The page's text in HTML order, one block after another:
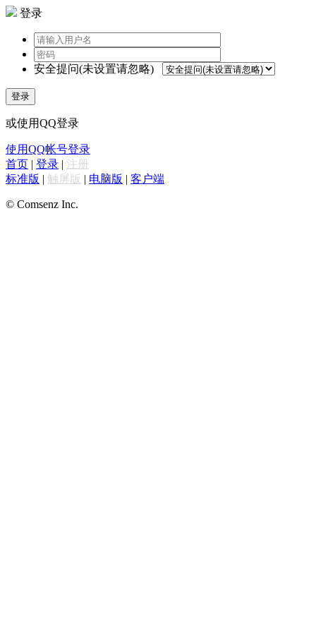
登录
安全提问(未设置请忽略)
登录
或使用QQ登录
使用QQ帐号登录
首页 | 登录 | 注册
标准版 | 触屏版 | 电脑版 | 客户端
© Comsenz Inc.